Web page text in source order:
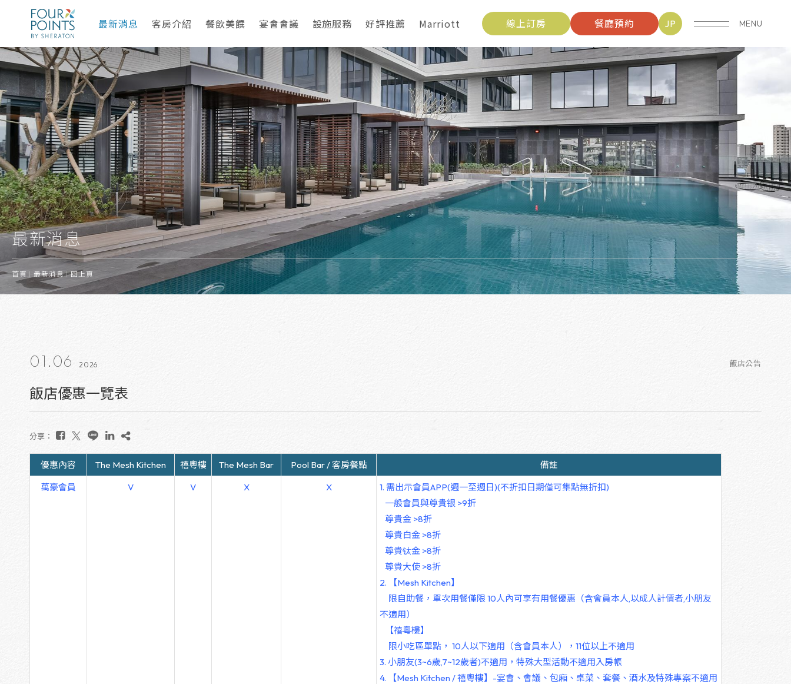
最新消息 客房介紹 餐飲美饌 宴會會議 設施服務 好評推薦 Marriott 線上訂房 餐廳預約 JP MENU
最新消息
首頁 最新消息 回上頁
01.06 2026 飯店公告
飯店優惠一覽表
分享：
優惠內容 The Mesh Kitchen 禧粵樓 The Mesh Bar Pool Bar / 客房餐點
備註
萬豪會員
V V X X 1. 需出示會員APP(週一至週日)(不折扣日期僅可集點無折扣)
一般會員與尊貴银 >9折
尊貴金 >8折
尊貴白金 >8折
尊貴钛金 >8折
尊貴大使 >8折
2.
【Mesh Kitchen】
限自助餐，單次用餐僅限 10人內可享有用餐優惠（含會員本人,以成人計價者,小朋友
不適用）
【禧粵樓】
限小吃區單點， 10人以下適用（含會員本人）， 11位以上不適用
3. 小朋友(3~6歲,7~12歲者)不適用，特殊大型活動不適用入房帳
4.
【Mesh Kitchen /禧粵樓】 -宴會、會議、包廂、桌菜、套餐、酒水及特殊專案不適用